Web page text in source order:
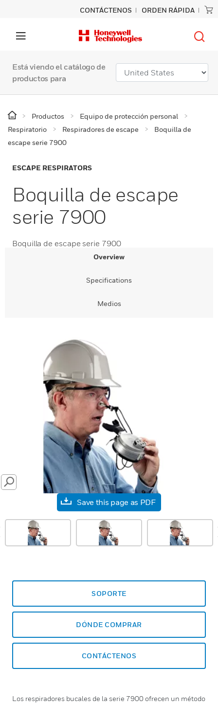
CONTÁCTENOS ORDEN RÁPIDA
Está viendo el catálogo de
productos para
Productos
Equipo de protección personal
Respiratorio
Respiradores de escape
Boquilla de
escape serie 7900
ESCAPE RESPIRATORS
Boquilla de escape
serie 7900
Boquilla de escape serie 7900
Overview
Specifications
Medios
SEARCH
Save this page as PDF
SOPORTE
DÓNDE COMPRAR
CONTÁCTENOS
Los respiradores bucales de la serie 7900 ofrecen un método